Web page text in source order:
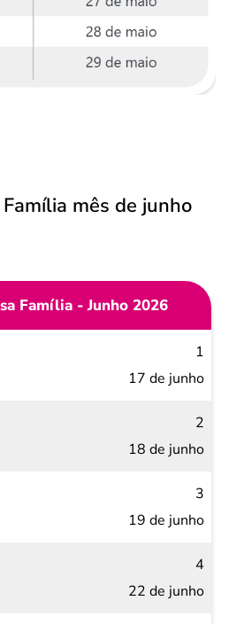
mês de junho
Família - Junho 2026
1
17 de junho
2
18 de junho
3
19 de junho
4
22 de junho